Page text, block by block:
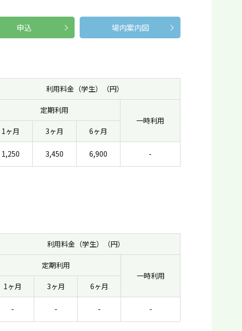
申込 場内案内図
利用料金（学生）（円）
定期利用
一時利用
1ヶ月 3ヶ月 6ヶ月
1,250 3,450 6,900 -
利用料金（学生）（円）
定期利用
一時利用
1ヶ月 3ヶ月 6ヶ月
- - - -